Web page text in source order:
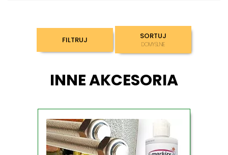
FILTRUJ SORTUJ
DOMYŚLNIE
INNE AKCESORIA